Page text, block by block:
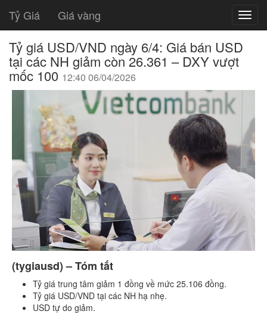
Tỷ Giá Giá vàng
Tỷ giá USD/VND ngày 6/4: Giá bán USD
tại các NH giảm còn 26.361 – DXY vượt
mốc 100 12:40 06/04/2026
(tygiausd) – Tóm tắt
Tỷ giá trung tâm giảm 1 đồng về mức 25.106 đồng.
Tỷ giá USD/VND tại các NH hạ nhẹ.
USD tự do giảm.